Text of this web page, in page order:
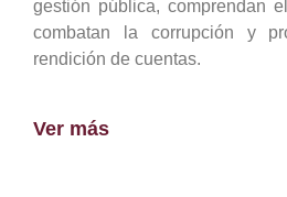
gestión pública, comprendan
combatan la corrupción y
rendición de cuentas.
Ver más